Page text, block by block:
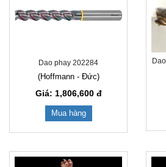
Dao phay 202284
(Hoffmann - Đức)
Giá: 1,806,600đ
Mua hàng